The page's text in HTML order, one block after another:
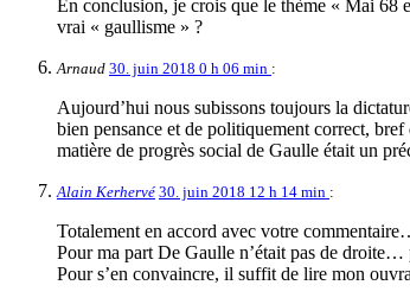
En conclusion, je crois que le thème « Mai 68
vrai « gaullisme » ?
Arnaud 30. juin 2018 0 h 06 min :
Aujourd’hui nous subissons toujours la
bien pensance et de politiquement correct,
matière de progrès social de Gaulle était un
Alain Kerhervé 30. juin 2018 12 h 14 min :
Totalement en accord avec votre
Pour ma part De Gaulle n’était pas de droite…
Pour s’en convaincre, il suffit de lire mon